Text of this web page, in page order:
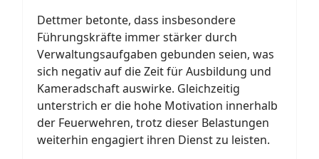
Dettmer betonte, dass insbesondere
Führungskräfte immer stärker durch
Verwaltungsaufgaben gebunden seien, was
sich negativ auf die Zeit für Ausbildung und
Kameradschaft auswirke. Gleichzeitig
unterstrich er die hohe Motivation innerhalb
der Feuerwehren, trotz dieser Belastungen
weiterhin engagiert ihren Dienst zu leisten.